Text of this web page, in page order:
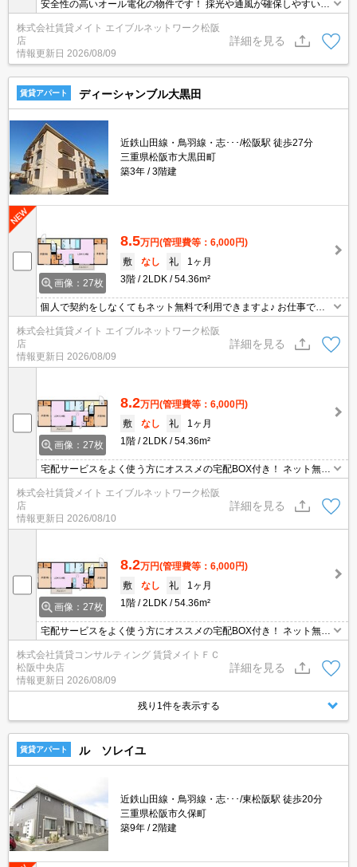
安全性の高いオール電化の物件です！ 採光や通風が確保しやすい戸
建てのメリットを存分に味わえます♪開放感あふれる暮らしをしてみ
ませんか？
株式会社賃貸メイト エイブルネットワーク松阪
店
情報更新日 2026/08/09
詳細を見る
賃貸アパート ディーシャンブル大黒田
近鉄山田線・鳥羽線・志･･･/松阪駅 徒歩27分
三重県松阪市大黒田町
築3年
3階建
画像：27枚
8.5万円(管理費等：6,000円)
敷
なし 礼
1ヶ月
3階
2LDK 54.36m²
個人で契約をしなくてもネット無料で利用できますよ♪ お仕事で帰
りの遅い方も安心の宅配ボックス付き♪受け取り時間を気にせずネッ
トショッピングを楽しめます！
株式会社賃貸メイト エイブルネットワーク松阪
店
情報更新日 2026/08/09
詳細を見る
画像：27枚
8.2万円(管理費等：6,000円)
敷
なし 礼
1ヶ月
1階
2LDK 54.36m²
宅配サービスをよく使う方にオススメの宅配BOX付き！ ネット無料
物件は節約効果が期待できます！データ通信量を気にせず無料でネ
ットが利用できます。PCはもちろんスマートフォンやオンラインで
利用できるゲームなどさまざまな用途で楽しめます♪
株式会社賃貸メイト エイブルネットワーク松阪
店
情報更新日 2026/08/10
詳細を見る
画像：27枚
8.2万円(管理費等：6,000円)
敷
なし 礼
1ヶ月
1階
2LDK 54.36m²
宅配サービスをよく使う方にオススメの宅配BOX付き！ ネット無料
物件は節約効果が期待できます！データ通信量を気にせず無料でネ
ットが利用できます。PCはもちろんスマートフォンやオンラインで
利用できるゲームなどさまざまな用途で楽しめます♪
株式会社賃貸コンサルティング 賃貸メイトＦＣ
松阪中央店
情報更新日 2026/08/09
詳細を見る
残り1件を表示する
賃貸アパート ル ソレイユ
近鉄山田線・鳥羽線・志･･･/東松阪駅 徒歩20分
三重県松阪市久保町
築9年
2階建